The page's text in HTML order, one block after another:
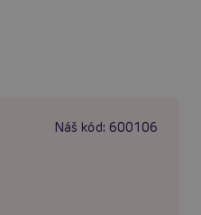
Náš kód: 600106